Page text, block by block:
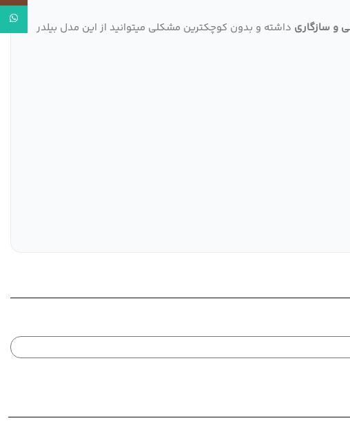
و سازگاری داشته و بدون کوچکترین مشکلی میتوانید از این مدل بیلدر
واتساپ